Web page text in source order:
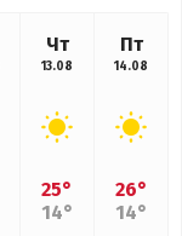
Чт
13.08
25°
14°
Пт
14.08
26°
14°